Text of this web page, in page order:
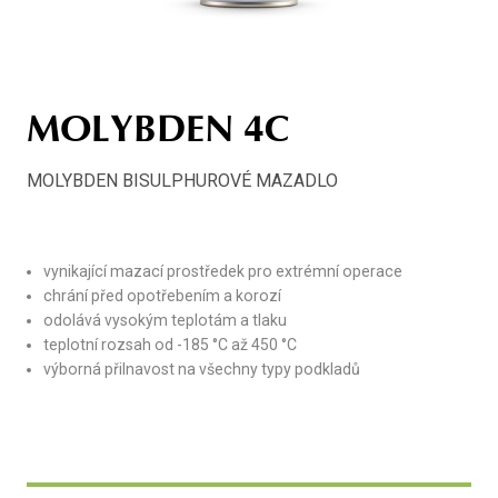
MOLYBDEN 4C
MOLYBDEN BISULPHUROVÉ MAZADLO
vynikající mazací prostředek pro extrémní operace
chrání před opotřebením a korozí
odolává vysokým teplotám a tlaku
teplotní rozsah od -185 °C až 450 °C
výborná přilnavost na všechny typy podkladů